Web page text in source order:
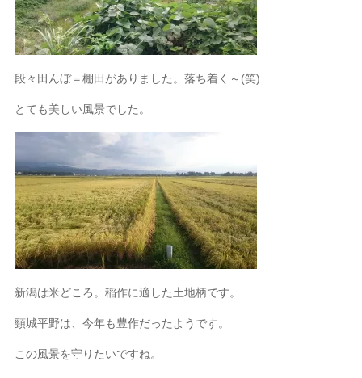
段々田んぼ＝棚田がありました。落ち着く～(笑)
とても美しい風景でした。
新潟は米どころ。稲作に適した土地柄です。
頸城平野は、今年も豊作だったようです。
この風景を守りたいですね。